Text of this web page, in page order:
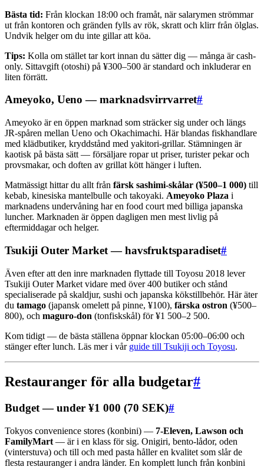
Bästa tid: Från klockan 18:00 och framåt, när salarymen strömmar
ut från kontoren och gränden fylls av rök, skratt och klirr från ölglas.
Undvik helger om du inte gillar att köa.
Tips: Kolla om stället tar kort innan du sätter dig — många är cash-
only. Sittavgift (otoshi) på ¥300–500 är standard och inkluderar en
liten förrätt.
Ameyoko, Ueno — marknadsvirrvarret#
Ameyoko är en öppen marknad som sträcker sig under och längs
JR-spåren mellan Ueno och Okachimachi. Här blandas fiskhandlare
med klädbutiker, kryddstånd med yakitori-grillar. Stämningen är
kaotisk på bästa sätt — försäljare ropar ut priser, turister pekar och
provsmakar, och doften av grillat kött hänger i luften.
Matmässigt hittar du allt från färsk sashimi-skålar (¥500–1 000) till
kebab, kinesiska mantelbulle och takoyaki. Ameyoko Plaza i
marknadens undervåning har en food court med billiga japanska
luncher. Marknaden är öppen dagligen men mest livlig på
eftermiddagar och helger.
Tsukiji Outer Market — havsfruktsparadiset#
Även efter att den inre marknaden flyttade till Toyosu 2018 lever
Tsukiji Outer Market vidare med över 400 butiker och stånd
specialiserade på skaldjur, sushi och japanska kökstillbehör. Här äter
du tamago (japansk omelett på pinne, ¥100), färska ostron (¥500–
800), och maguro-don (tonfiskskål) för ¥1 500–2 500.
Kom tidigt — de bästa ställena öppnar klockan 05:00–06:00 och
stänger efter lunch. Läs mer i vår guide till Tsukiji och Toyosu.
Restauranger för alla budgetar#
Budget — under ¥1 000 (70 SEK)#
Tokyos convenience stores (konbini) — 7-Eleven, Lawson och
FamilyMart — är i en klass för sig. Onigiri, bento-lådor, oden
(vinterstuva) och till och med pasta håller en kvalitet som slår de
flesta restauranger i andra länder. En komplett lunch från konbini